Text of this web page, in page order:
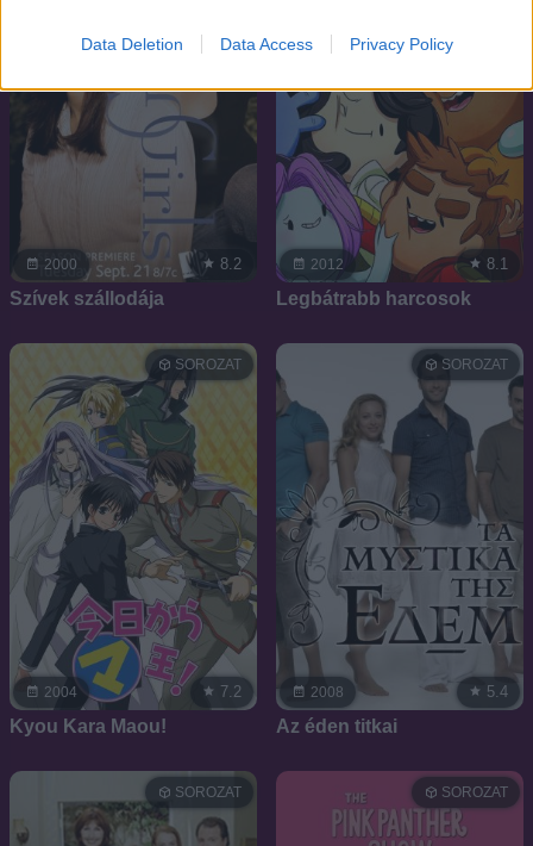
Data Deletion Data Access Privacy Policy
2000 8.2
Szívek szállodája
2012 8.1
Legbátrabb harcosok
2004
SOROZAT
7.2
Kyou Kara Maou!
2008
SOROZAT
5.4
Az éden titkai
SOROZAT SOROZAT